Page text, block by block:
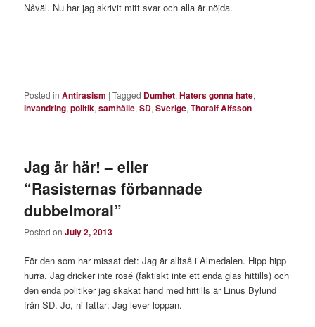
Nåväl. Nu har jag skrivit mitt svar och alla är nöjda.
Posted in Antirasism |Tagged Dumhet,Haters gonna hate,
invandring,politik,samhälle,SD,Sverige,Thoralf Alfsson
Jag är här! – eller
“Rasisternas förbannade
dubbelmoral”
Posted onJuly 2, 2013
För den som har missat det: Jag är alltså i Almedalen. Hipp hipp
hurra. Jag dricker inte rosé (faktiskt inte ett enda glas hittills) och
den enda politiker jag skakat hand med hittills är Linus Bylund
från SD. Jo, ni fattar: Jag lever loppan.